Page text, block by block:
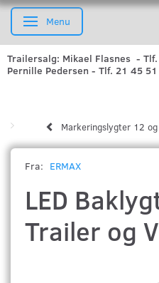
Skifte navigation
Menu
Trailersalg: Mikael Flasnes -
Pernille Pedersen - Tlf. 21 45
Markeringslygter 12
Fra: ERMAX
LED
Trailer og